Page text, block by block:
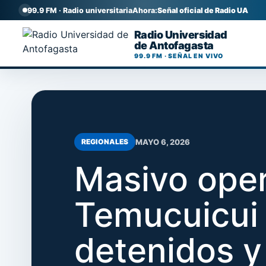
99.9 FM · Radio universitariaAhora:Señal oficial de Radio UA
Radio Universidad
de Antofagasta
99.9 FM · SEÑAL EN VIVO
REGIONALES MAYO 6, 2026
Masivo
detenidos